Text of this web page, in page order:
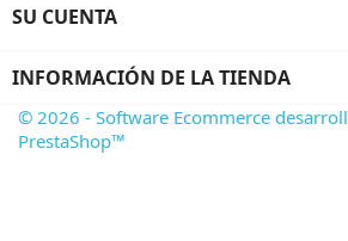
SU CUENTA
INFORMACIÓN DE LA TIENDA
© 2026 - Software Ecommerce
PrestaShop™